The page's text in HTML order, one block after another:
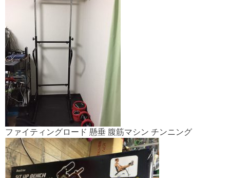
ファイティングロード 懸垂 腹筋マシン チンニング